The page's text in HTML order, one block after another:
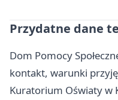
Przydatne dane
Dom Pomocy
kontakt, warunki
Kuratorium Oświaty w